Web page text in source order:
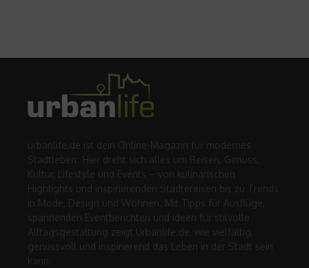
urbanlife.de ist dein Online-Magazin für modernes
Stadtleben. Hier dreht sich alles um Reisen, Genuss,
Kultur, Lifestyle und Events – von kulinarischen
Highlights und inspirierenden Städtereisen bis zu Trends
in Mode, Design und Wohnen. Mit Tipps für Ausflüge,
spannenden Eventberichten und Ideen für stilvolle
Alltagsgestaltung zeigt Urbanlife.de, wie vielfältig,
genussvoll und inspirierend das Leben in der Stadt sein
kann.